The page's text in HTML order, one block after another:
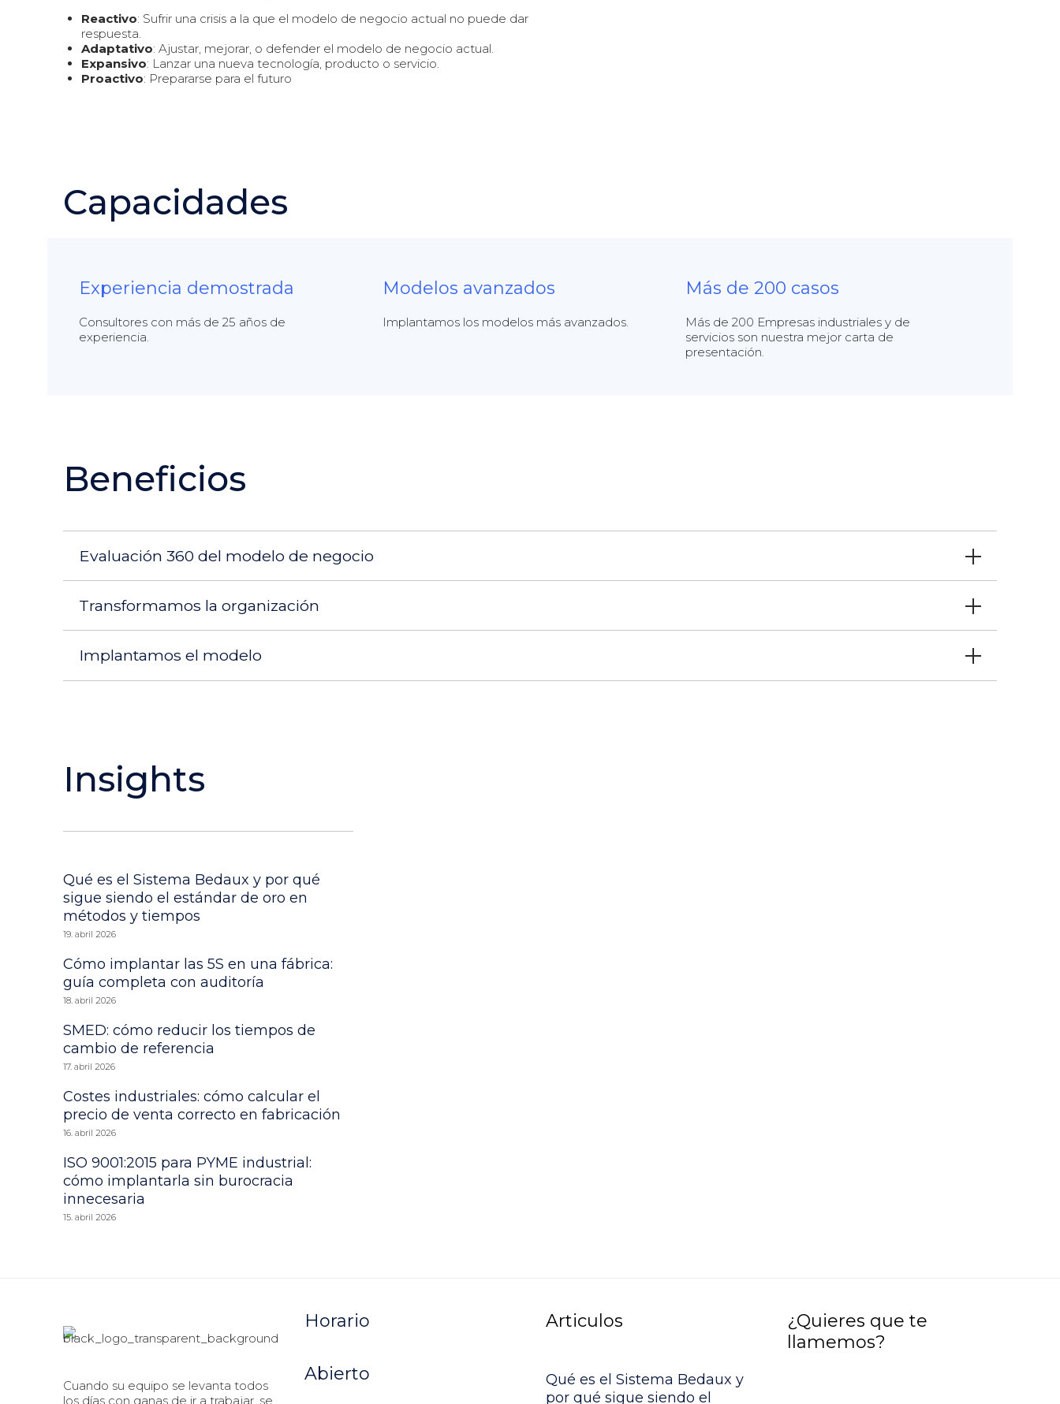
Reactivo: Sufrir una crisis a la que el modelo de negocio actual no puede dar
respuesta.
Adaptativo: Ajustar, mejorar, o defender el modelo de negocio actual.
Expansivo: Lanzar una nueva tecnología, producto o servicio.
Proactivo: Prepararse para el futuro
Capacidades
Experiencia demostrada
Consultores con más de 25 años de
experiencia.
Modelos avanzados
Implantamos los modelos más avanzados.
Más de 200 casos
Más de 200 Empresas industriales y de
servicios son nuestra mejor carta de
presentación.
Beneficios
Evaluación 360 del modelo de negocio
Transformamos la organización
Implantamos el modelo
Insights
Qué es el Sistema Bedaux y por qué
sigue siendo el estándar de oro en
métodos y tiempos
19. abril 2026
Cómo implantar las 5S en una fábrica:
guía completa con auditoría
18. abril 2026
SMED: cómo reducir los tiempos de
cambio de referencia
17. abril 2026
Costes industriales: cómo calcular el
precio de venta correcto en fabricación
16. abril 2026
ISO 9001:2015 para PYME industrial:
cómo implantarla sin burocracia
innecesaria
15. abril 2026
Cuando su equipo se levanta todos
los días con ganas de ir a trabajar, se
Horario
Abierto
Articulos
Qué es el Sistema Bedaux y
por qué sigue siendo el
¿Quieres que te
llamemos?